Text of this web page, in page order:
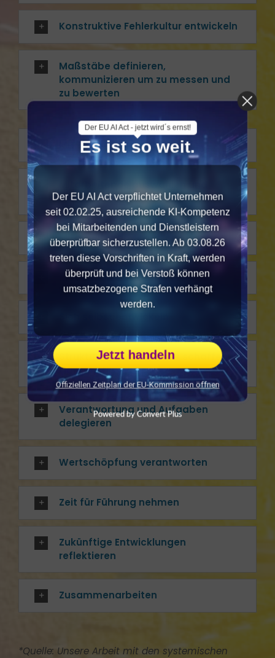
Konstruktive Fehlerkultur entwickeln
Maßstäbe definieren,
kommunizieren um zu messen und
zu bewerten
Mit Zielen führen
Mitarbeitende auswählen und
einsetzen
Mitarbeitende schützen
Motivation auslösen
Strukturen und Prozesse schaffen
(langfristig)
Verantwortung und Aufgaben
delegieren
Wertschöpfung verantworten
Zeit für Führung nehmen
Zukünftige Entwicklungen
reflektieren
Zusammenarbeiten
*Quelle: Unsere Arbeit mit den systemischen
Der EU AI Act - jetzt wird´s ernst!
Es ist so weit.
Der EU AI Act verpflichtet Unternehmen
seit 02.02.25, ausreichende KI-Kompetenz
bei Mitarbeitenden und Dienstleistern
überprüfbar sicherzustellen. Ab 03.08.26
treten diese Vorschriften in Kraft, werden
überprüft und bei Verstoß können
umsatzbezogene Strafen verhängt
werden.
Jetzt handeln
Offiziellen Zeitplan der EU-Kommission öffnen
Powered by Convert Plus